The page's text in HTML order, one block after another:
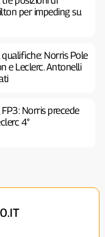
per impeding su
Norris Pole
e Leclerc. Antonelli
Norris precede
4°